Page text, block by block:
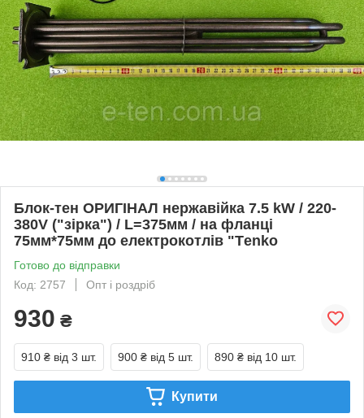
Блок-тен ОРИГІНАЛ нержавійка 7.5 kW / 220-
380V ("зірка") / L=375мм / на фланці
75мм*75мм до електрокотлів "Тenko
Готово до відправки
Код: 2757
Опт і роздріб
930 ₴
910 ₴ від 3 шт. 900 ₴ від 5 шт. 890 ₴ від 10 шт.
Купити